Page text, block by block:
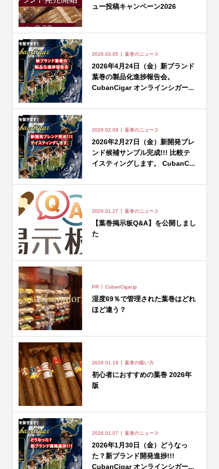
ュー投稿キャンペーン2026
2026.03.05 葉巻のニュース
2026年4月24日（金）新ブランド
葉巻の製品化進捗報告会。
CubanCigar オンラインシガー...
2026.02.09 葉巻のニュース
2026年2月27日（金）新開発ブレ
ンド候補サンプル完成!!! 比較テ
イスティングします。 CubanC...
2026.01.27 葉巻のニュース
【葉巻掲示板Q&A】を公開しまし
た
PR CubanCigar.jp
湿度69％で管理された葉巻はどれ
ほど違う？
2026.01.19 葉巻の吸い方
初心者におすすめの葉巻 2026年
版
2026.01.07 葉巻のニュース
2026年1月30日（金）どうなっ
た？新ブランド開発進捗!!!
CubanCigar オンラインシガー...